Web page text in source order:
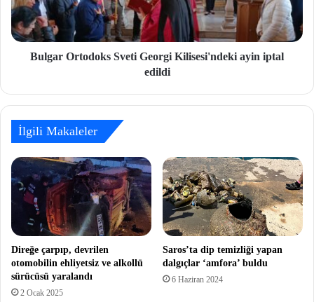
Bulgar Ortodoks Sveti Georgi Kilisesi'ndeki ayin iptal
edildi
İlgili Makaleler
Direğe çarpıp, devrilen
otomobilin ehliyetsiz ve alkollü
sürücüsü yaralandı
2 Ocak 2025
Saros’ta dip temizliği yapan
dalgıçlar ‘amfora’ buldu
6 Haziran 2024